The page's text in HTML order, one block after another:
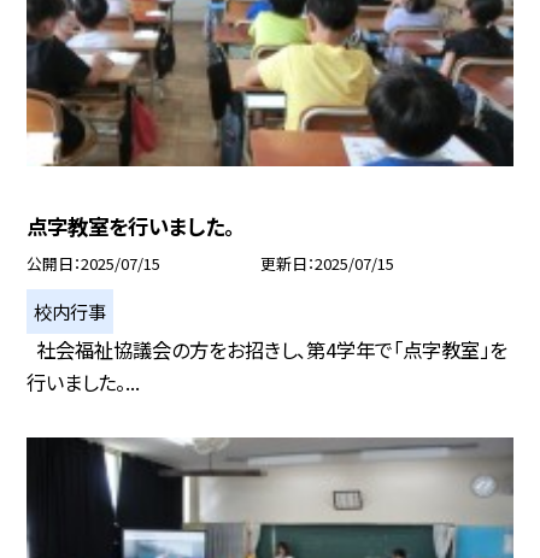
点字教室を行いました。
公開日 2025/07/15 更新日 2025/07/15
校内行事
社会福祉協議会の方をお招きし、第4学年で「点字教室」を
行いました。...